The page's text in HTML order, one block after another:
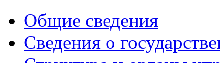
Общие сведения
Сведения о